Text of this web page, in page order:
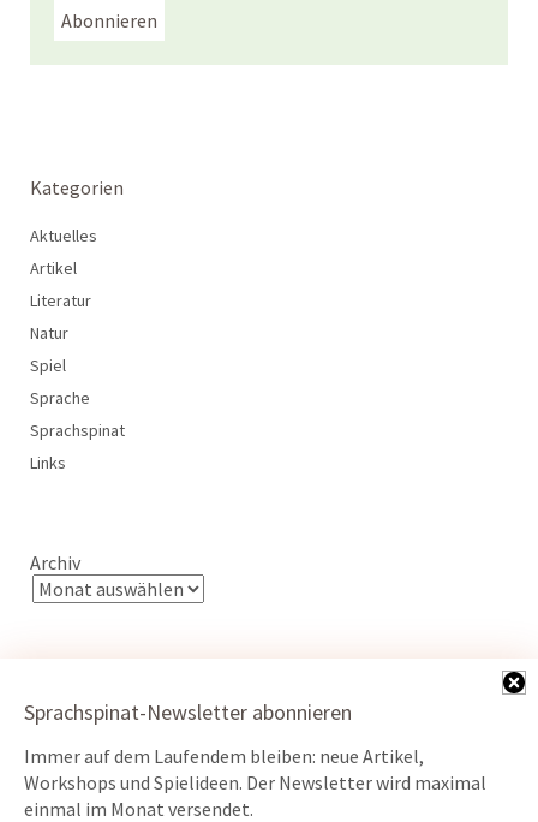
Kategorien
Aktuelles
Artikel
Literatur
Natur
Spiel
Sprache
Sprachspinat
Links
Archiv
Kontakt
Datenschutz
Sprachspinat-Newsletter abonnieren
Immer auf dem Laufendem bleiben: neue Artikel,
Workshops und Spielideen. Der Newsletter wird maximal
einmal im Monat versendet.